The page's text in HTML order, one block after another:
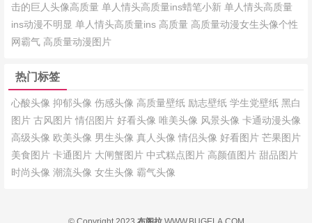
击的巨人头像高质量 单人情头高质量ins蜡笔小新 单人情头高质量
ins动漫不明显 单人情头高质量ins 高质量 高质量动漫女生头像个性
网霸气 高质量动漫图片
热门标签
心酸头像 抑郁头像 伤感头像 高质量壁纸 励志壁纸 学生党壁纸 黑白
图片 古风图片 情侣图片 好看头像 唯美头像 风景头像 卡通动漫头像
高级头像 欧美头像 男生头像 真人头像 情侣头像 好看图片 芒果图片
美食图片 卡通图片 大闸蟹图片 中式糕点图片 高颜值图片 甜品图片
时尚头像 潮流头像 女生头像 霸气头像